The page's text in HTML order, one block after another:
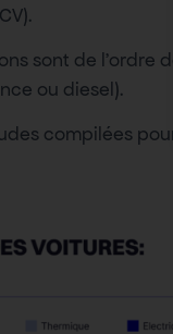
sont de l’ordre
ou diesel).
compilées